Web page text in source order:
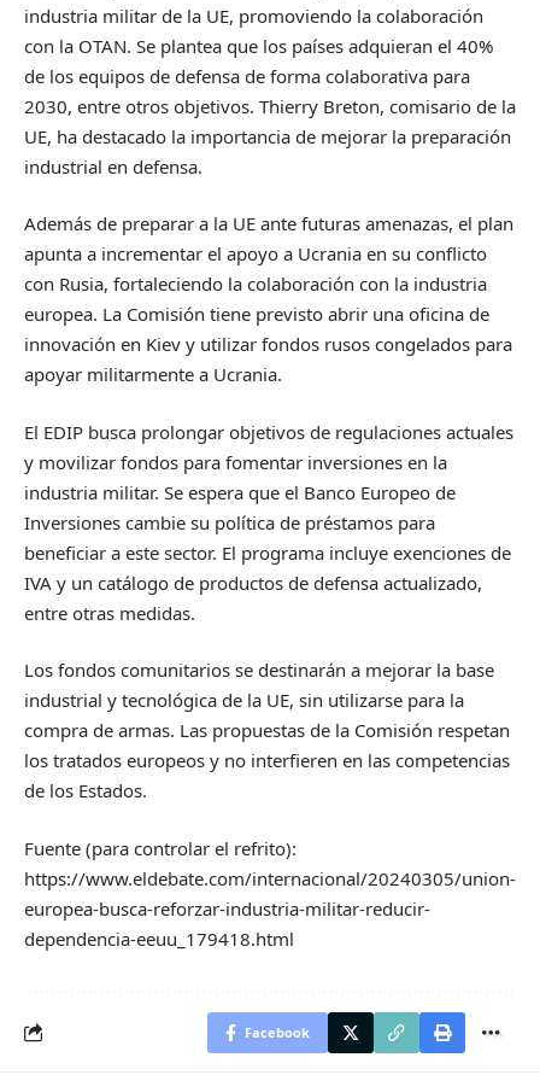
industria militar de la UE, promoviendo la colaboración
con la OTAN. Se plantea que los países adquieran el 40%
de los equipos de defensa de forma colaborativa para
2030, entre otros objetivos. Thierry Breton, comisario de la
UE, ha destacado la importancia de mejorar la preparación
industrial en defensa.
Además de preparar a la UE ante futuras amenazas, el plan
apunta a incrementar el apoyo a Ucrania en su conflicto
con Rusia, fortaleciendo la colaboración con la industria
europea. La Comisión tiene previsto abrir una oficina de
innovación en Kiev y utilizar fondos rusos congelados para
apoyar militarmente a Ucrania.
El EDIP busca prolongar objetivos de regulaciones actuales
y movilizar fondos para fomentar inversiones en la
industria militar. Se espera que el Banco Europeo de
Inversiones cambie su política de préstamos para
beneficiar a este sector. El programa incluye exenciones de
IVA y un catálogo de productos de defensa actualizado,
entre otras medidas.
Los fondos comunitarios se destinarán a mejorar la base
industrial y tecnológica de la UE, sin utilizarse para la
compra de armas. Las propuestas de la Comisión respetan
los tratados europeos y no interfieren en las competencias
de los Estados.
Fuente (para controlar el refrito):
https://www.eldebate.com/internacional/20240305/union-
europea-busca-reforzar-industria-militar-reducir-
dependencia-eeuu_179418.html
Facebook